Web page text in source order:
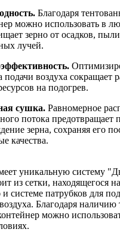
Благодаря
можно использовать в
зерно от осадков, пыли
лучей.
подачи воздуха сокращает
на подогрев.
сушка. Равномерное
потока предотвращает
зерна, сохраняя его
качества.
уникальную систему
из сетки, находящегося
системе патрубков для
Благодаря наличию
можно